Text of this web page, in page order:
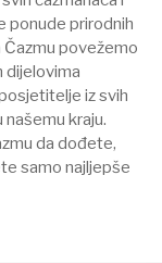
ponude prirodnih
povežemo
dijelovima
iz svih
kraju.
da dođete,
samo najljepše